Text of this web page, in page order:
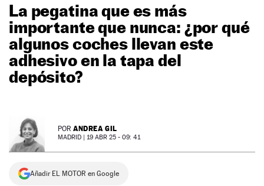
MOTOS
TECNOLOGÍA
SUPERCOCHES
MOTORTV
PREMIOS
SERVICIOS
SÍGUENOS
La pegatina que es más
importante que nunca: ¿por qué
algunos coches llevan este
adhesivo en la tapa del
depósito?
POR ANDREA GIL
MADRID | 19 ABR 25 - 09: 41
Añadir EL MOTOR en Google